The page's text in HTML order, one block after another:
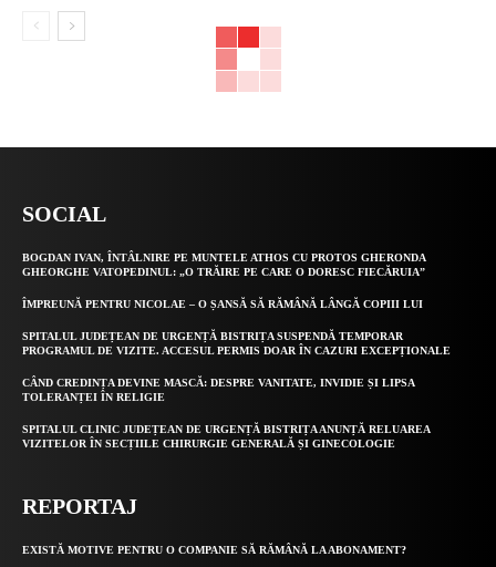
SOCIAL
BOGDAN IVAN, ÎNTÂLNIRE PE MUNTELE ATHOS CU PROTOS GHERONDA
GHEORGHE VATOPEDINUL: „O TRĂIRE PE CARE O DORESC FIECĂRUIA”
ÎMPREUNĂ PENTRU NICOLAE – O ȘANSĂ SĂ RĂMÂNĂ LÂNGĂ COPIII LUI
SPITALUL JUDEȚEAN DE URGENȚĂ BISTRIȚA SUSPENDĂ TEMPORAR
PROGRAMUL DE VIZITE. ACCESUL PERMIS DOAR ÎN CAZURI EXCEPȚIONALE
CÂND CREDINȚA DEVINE MASCĂ: DESPRE VANITATE, INVIDIE ȘI LIPSA
TOLERANȚEI ÎN RELIGIE
SPITALUL CLINIC JUDEȚEAN DE URGENȚĂ BISTRIȚA ANUNȚĂ RELUAREA
VIZITELOR ÎN SECȚIILE CHIRURGIE GENERALĂ ȘI GINECOLOGIE
REPORTAJ
EXISTĂ MOTIVE PENTRU O COMPANIE SĂ RĂMÂNĂ LA ABONAMENT?